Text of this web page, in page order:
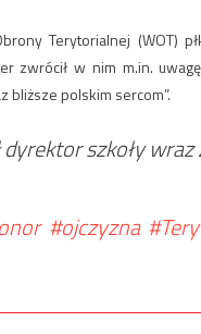
Terytorialnej (WOT)
zwrócił w nim m.in.
bliższe polskim sercom”.
szkoły wraz
#ojczyzna